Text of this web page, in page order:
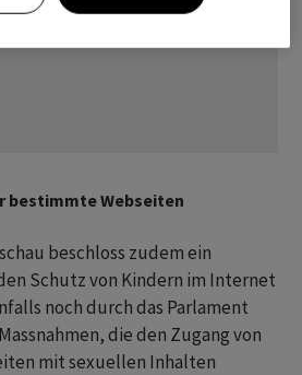
bestimmte Webseiten
beschloss zudem ein
Schutz von Kindern im Internet
noch durch das Parlament
die den Zugang von
mit sexuellen Inhalten